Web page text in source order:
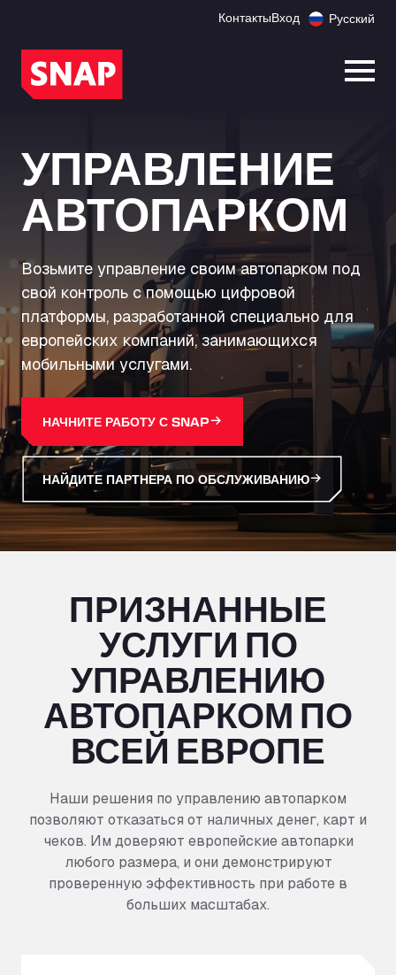
КонтактыВход Русский
УПРАВЛЕНИЕ
АВТОПАРКОМ
Возьмите управление своим автопарком под
свой контроль с помощью цифровой
платформы, разработанной специально для
европейских компаний, занимающихся
мобильными услугами.
НАЧНИТЕ РАБОТУ С SNAP
НАЙДИТЕ ПАРТНЕРА ПО ОБСЛУЖИВАНИЮ
ПРИЗНАННЫЕ
УСЛУГИ ПО
УПРАВЛЕНИЮ
АВТОПАРКОМ ПО
ВСЕЙ ЕВРОПЕ
Наши решения по управлению автопарком
позволяют отказаться от наличных денег, карт и
чеков. Им доверяют европейские автопарки
любого размера, и они демонстрируют
проверенную эффективность при работе в
больших масштабах.